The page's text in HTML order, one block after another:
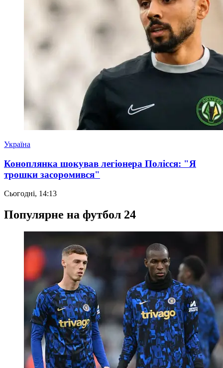
Україна
Коноплянка шокував легіонера Полісся: "Я
трошки засоромився"
Сьогодні, 14:13
Популярне на футбол 24